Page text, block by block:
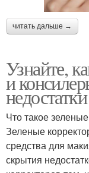
читать дальше →
Узнайте,
и
Что такое
Зеленые
средства для
скрытия